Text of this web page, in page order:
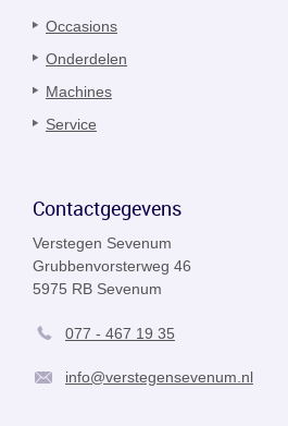
Occasions
Onderdelen
Machines
Service
Contactgegevens
Verstegen Sevenum
Grubbenvorsterweg 46
5975 RB Sevenum
077 - 467 19 35
info@verstegensevenum.nl